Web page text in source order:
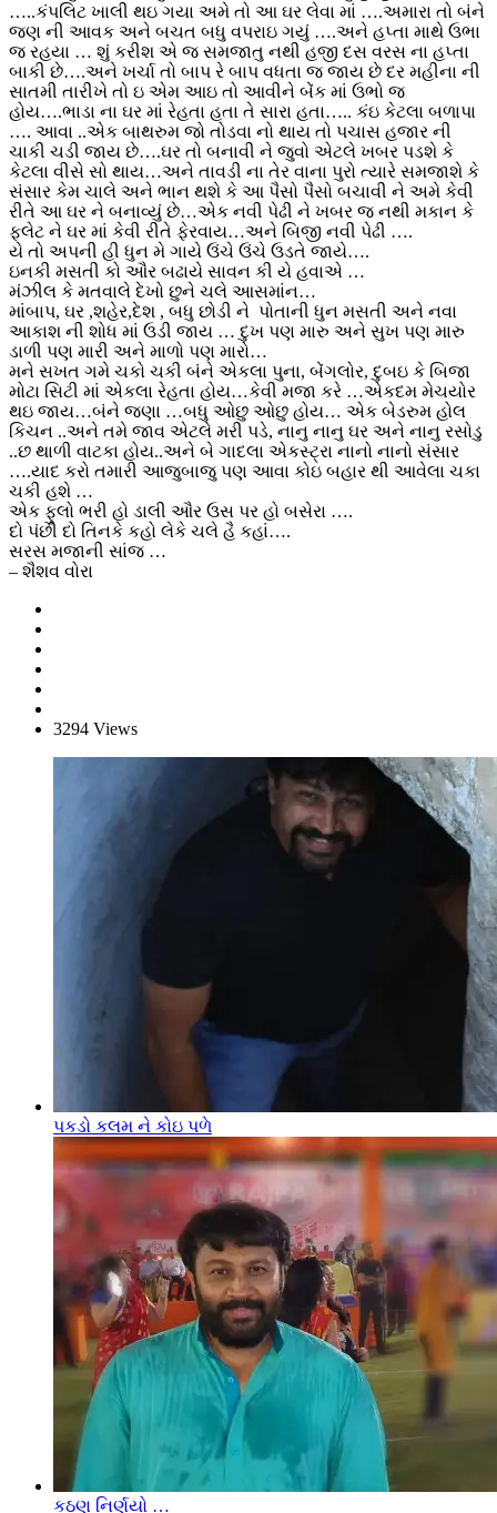
…..કંપલિટ ખાલી થઇ ગયા અમે તો આ ઘર લેવા માં ….અમારા તો બંને
જણ ની આવક અને બચત બધુ વપરાઇ ગયું ….અને હપ્તા માથે ઉભા
જ રહયા … શું કરીશ એ જ સમજાતુ નથી હજી દસ વરસ ના હપ્તા
બાકી છે….અને ખર્ચા તો બાપ રે બાપ વધતા જ જાય છે દર મહીના ની
સાતમી તારીખે તો ઇ એમ આઇ તો આવીને બેંક માં ઉભો જ
હોય….ભાડા ના ઘર માં રેહતા હતા તે સારા હતા….. કંઇ કેટલા બળાપા
…. આવા ..એક બાથરુમ જો તોડવા નો થાય તો પચાસ હજાર ની
ચાકી ચડી જાય છે….ઘર તો બનાવી ને જુવો એટલે ખબર પડશે કે
કેટલા વીસે સો થાય…અને તાવડી ના તેર વાના પુરો ત્યારે સમજાશે કે
સંસાર કેમ ચાલે અને ભાન થશે કે આ પૈસો પૈસો બચાવી ને અમે કેવી
રીતે આ ઘર ને બનાવ્યું છે…એક નવી પેઢી ને ખબર જ નથી મકાન કે
ફલેટ ને ઘર માં કેવી રીતે ફેરવાય…અને બિજી નવી પેઢી ….
યે તો અપની હી ધુન મે ગાયે ઉંચે ઉંચે ઉડતે જાયે….
ઇનકી મસતી કો ઔર બઢાયે સાવન કી યે હવાએ …
મંઝીલ કે મતવાલે દેખો છુને ચલે આસમાંન…
માંબાપ, ઘર ,શહેર,દેશ , બધુ છોડી ને પોતાની ધુન મસતી અને નવા
આકાશ ની શોધ માં ઉડી જાય … દુખ પણ મારુ અને સુખ પણ મારુ
ડાળી પણ મારી અને માળો પણ મારો…
મને સખત ગમે ચકો ચકી બંને એકલા પુના, બેંગલોર, દુબઇ કે બિજા
મોટા સિટી માં એકલા રેહતા હોય…કેવી મજા કરે …એકદમ મેચયોર
થઇ જાય…બંને જણા …બધુ ઓછુ ઓછુ હોય… એક બેડરુમ હોલ
કિચન ..અને તમે જાવ એટલે મરી પડે, નાનુ નાનુ ઘર અને નાનુ રસોડુ
..છ થાળી વાટકા હોય..અને બે ગાદલા એકસ્ટ્રા નાનો નાનો સંસાર
….યાદ કરો તમારી આજુબાજુ પણ આવા કોઇ બહાર થી આવેલા ચકા
ચકી હશે …
એક ફુલો ભરી હો ડાલી ઔર ઉસ પર હો બસેરા ….
દો પંછી દો તિનકે કહો લેકે ચલે હૈ કહાં….
સરસ મજાની સાંજ …
– શૈશવ વોરા
3294 Views
પકડો કલમ ને કોઇ પળે
કઠણ નિર્ણયો …